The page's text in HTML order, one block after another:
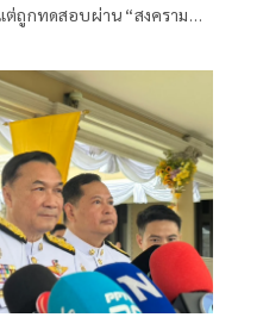
ต่ถูกทดสอบผ่าน “สงคราม